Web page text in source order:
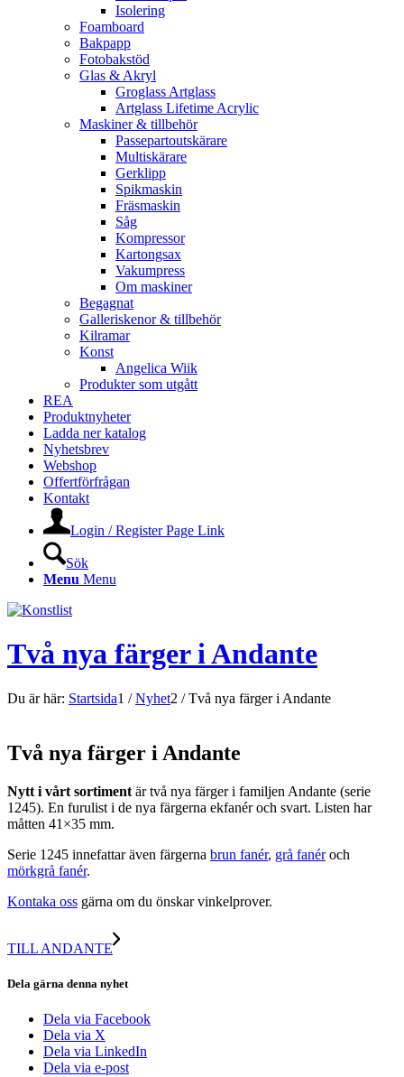
Isolering
Foamboard
Bakpapp
Fotobakstöd
Glas & Akryl
Groglass Artglass
Artglass Lifetime Acrylic
Maskiner & tillbehör
Passepartoutskärare
Multiskärare
Gerklipp
Spikmaskin
Fräsmaskin
Såg
Kompressor
Kartongsax
Vakumpress
Om maskiner
Begagnat
Galleriskenor & tillbehör
Kilramar
Konst
Angelica Wiik
Produkter som utgått
REA
Produktnyheter
Ladda ner katalog
Nyhetsbrev
Webshop
Offertförfrågan
Kontakt
Login / Register Page Link
Sök
Menu Menu
Två nya färger i Andante
Du är här: Startsida1 / Nyhet2 / Två nya färger i Andante
Två nya färger i Andante
Nytt i vårt sortiment är två nya färger i familjen Andante (serie
1245). En furulist i de nya färgerna ekfanér och svart. Listen har
måtten 41×35 mm.
Serie 1245 innefattar även färgerna brun fanér, grå fanéroch
mörkgrå fanér.
Kontaka oss gärna om du önskar vinkelprover.
TILL ANDANTE
Dela gärna denna nyhet
Dela via Facebook
Dela via X
Dela via LinkedIn
Dela via e-post